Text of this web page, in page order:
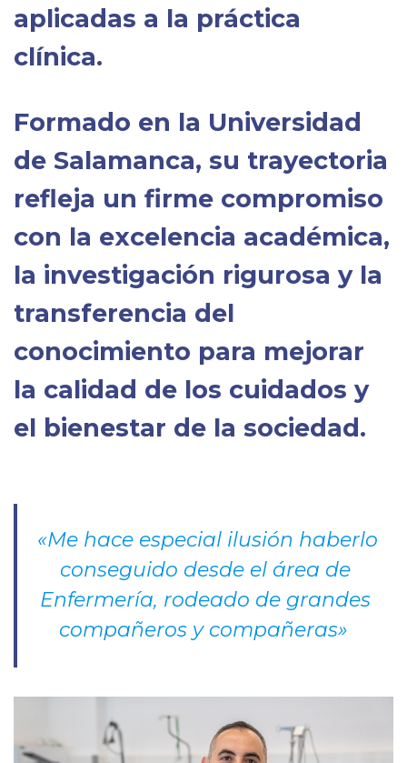
aplicadas a la práctica
clínica.
Formado en la Universidad
de Salamanca, su trayectoria
refleja un firme compromiso
con la excelencia académica,
la investigación rigurosa y la
transferencia del
conocimiento para mejorar
la calidad de los cuidados y
el bienestar de la sociedad.
«Me hace especial ilusión haberlo
conseguido desde el área de
Enfermería, rodeado de grandes
compañeros y compañeras»